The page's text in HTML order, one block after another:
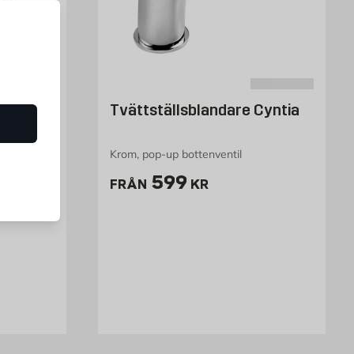
II
Tvättställsblandare Cyntia
Krom, pop-up bottenventil
FRÅN Pris 599 kr
599 KR